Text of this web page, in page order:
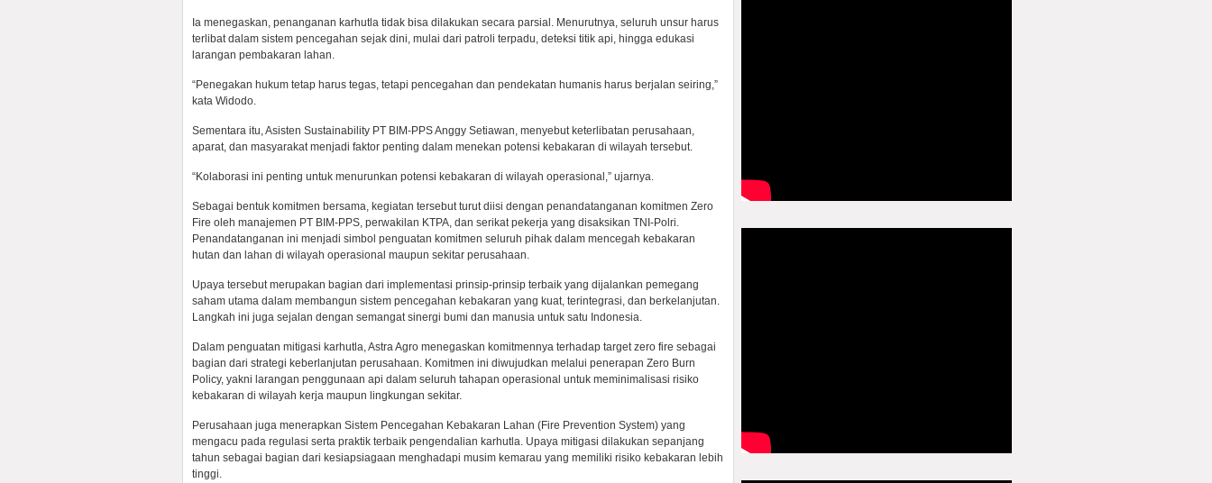
Ia menegaskan, penanganan karhutla tidak bisa dilakukan secara parsial. Menurutnya, seluruh unsur harus
terlibat dalam sistem pencegahan sejak dini, mulai dari patroli terpadu, deteksi titik api, hingga edukasi
larangan pembakaran lahan.
“Penegakan hukum tetap harus tegas, tetapi pencegahan dan pendekatan humanis harus berjalan seiring,”
kata Widodo.
Sementara itu, Asisten Sustainability PT BIM-PPS Anggy Setiawan, menyebut keterlibatan perusahaan,
aparat, dan masyarakat menjadi faktor penting dalam menekan potensi kebakaran di wilayah tersebut.
“Kolaborasi ini penting untuk menurunkan potensi kebakaran di wilayah operasional,” ujarnya.
Sebagai bentuk komitmen bersama, kegiatan tersebut turut diisi dengan penandatanganan komitmen Zero
Fire oleh manajemen PT BIM-PPS, perwakilan KTPA, dan serikat pekerja yang disaksikan TNI-Polri.
Penandatanganan ini menjadi simbol penguatan komitmen seluruh pihak dalam mencegah kebakaran
hutan dan lahan di wilayah operasional maupun sekitar perusahaan.
Upaya tersebut merupakan bagian dari implementasi prinsip-prinsip terbaik yang dijalankan pemegang
saham utama dalam membangun sistem pencegahan kebakaran yang kuat, terintegrasi, dan berkelanjutan.
Langkah ini juga sejalan dengan semangat sinergi bumi dan manusia untuk satu Indonesia.
Dalam penguatan mitigasi karhutla, Astra Agro menegaskan komitmennya terhadap target zero fire sebagai
bagian dari strategi keberlanjutan perusahaan. Komitmen ini diwujudkan melalui penerapan Zero Burn
Policy, yakni larangan penggunaan api dalam seluruh tahapan operasional untuk meminimalisasi risiko
kebakaran di wilayah kerja maupun lingkungan sekitar.
Perusahaan juga menerapkan Sistem Pencegahan Kebakaran Lahan (Fire Prevention System) yang
mengacu pada regulasi serta praktik terbaik pengendalian karhutla. Upaya mitigasi dilakukan sepanjang
tahun sebagai bagian dari kesiapsiagaan menghadapi musim kemarau yang memiliki risiko kebakaran lebih
tinggi.